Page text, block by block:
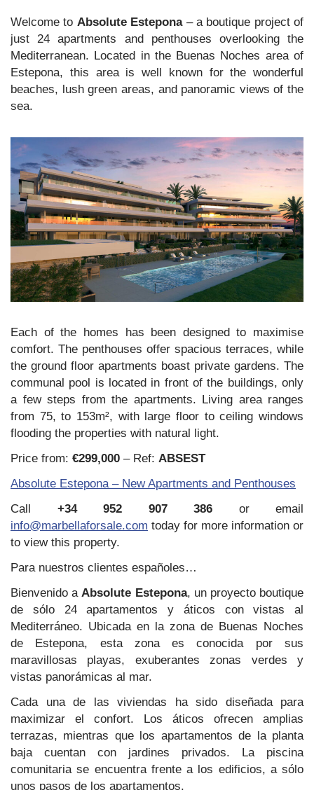
Welcome to Absolute Estepona– a boutique project of
just 24 apartments and penthouses overlooking the
Mediterranean. Located in the Buenas Noches area of
Estepona, this area is well known for the wonderful
beaches, lush green areas, and panoramic views of the
sea.
Each of the homes has been designed to maximise
comfort. The penthouses offer spacious terraces, while
the ground floor apartments boast private gardens. The
communal pool is located in front of the buildings, only
a few steps from the apartments. Living area ranges
from 75, to 153m², with large floor to ceiling windows
flooding the properties with natural light.
Price from: €299,000 – Ref: ABSEST
Absolute Estepona – New Apartments and Penthouses
Call +34 952 907 386 or email
info@marbellaforsale.com today for more information or
to view this property.
Para nuestros clientes españoles…
Bienvenido a Absolute Estepona, un proyecto boutique
de sólo 24 apartamentos y áticos con vistas al
Mediterráneo. Ubicada en la zona de Buenas Noches
de Estepona, esta zona es conocida por sus
maravillosas playas, exuberantes zonas verdes y
vistas panorámicas al mar.
Cada una de las viviendas ha sido diseñada para
maximizar el confort. Los áticos ofrecen amplias
terrazas, mientras que los apartamentos de la planta
baja cuentan con jardines privados. La piscina
comunitaria se encuentra frente a los edificios, a sólo
unos pasos de los apartamentos.